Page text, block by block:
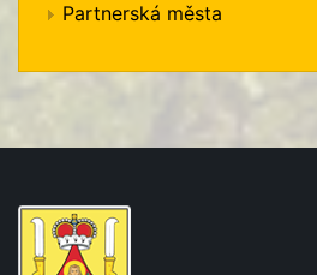
Partnerská města